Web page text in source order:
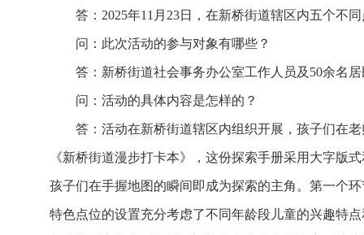
答：2025年11月23日，在新桥街道辖区内五个不
问：此次活动的参与对象有哪些？
答：新桥街道社会事务办公室工作人员及50余名
问：活动的具体内容是怎样的？
答：活动在新桥街道辖区内组织开展，孩子们在
《新桥街道漫步打卡本》，这份探索手册采用大字版
孩子们在手握地图的瞬间即成为探索的主角。 第一个
特色点位的设置充分考虑了不同年龄段儿童的兴趣特